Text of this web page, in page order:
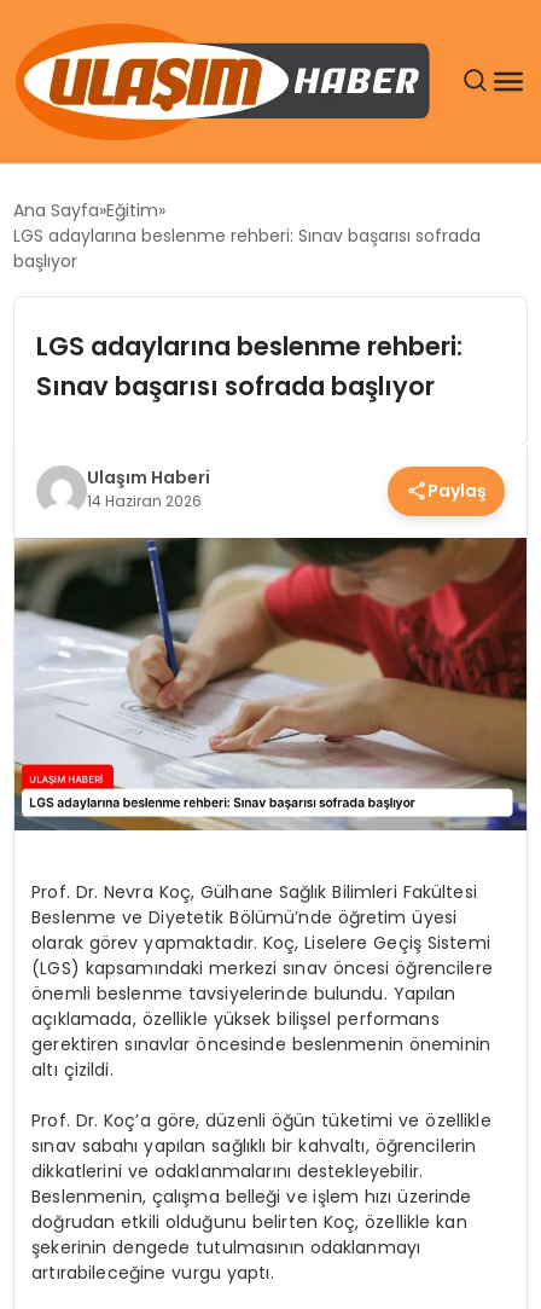
SIYASET
EKONOMI
TEKNOLOJI
SAĞLIK
YAŞAM
Ana Sayfa Eğitim
LGS adaylarına beslenme rehberi: Sınav başarısı sofrada
başlıyor
LGS adaylarına beslenme rehberi:
Sınav başarısı sofrada başlıyor
Ulaşım Haberi
14 Haziran 2026 Paylaş
Prof. Dr. Nevra Koç, Gülhane Sağlık Bilimleri Fakültesi
Beslenme ve Diyetetik Bölümü’nde öğretim üyesi
olarak görev yapmaktadır. Koç, Liselere Geçiş Sistemi
(LGS) kapsamındaki merkezi sınav öncesi öğrencilere
önemli beslenme tavsiyelerinde bulundu. Yapılan
açıklamada, özellikle yüksek bilişsel performans
gerektiren sınavlar öncesinde beslenmenin öneminin
altı çizildi.
Prof. Dr. Koç’a göre, düzenli öğün tüketimi ve özellikle
sınav sabahı yapılan sağlıklı bir kahvaltı, öğrencilerin
dikkatlerini ve odaklanmalarını destekleyebilir.
Beslenmenin, çalışma belleği ve işlem hızı üzerinde
doğrudan etkili olduğunu belirten Koç, özellikle kan
şekerinin dengede tutulmasının odaklanmayı
artırabileceğine vurgu yaptı.